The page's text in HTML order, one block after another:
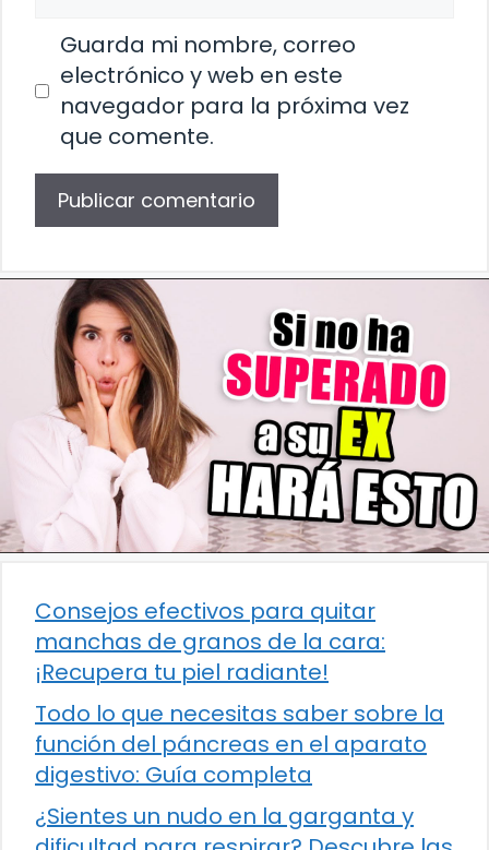
Guarda mi nombre, correo
electrónico y web en este
navegador para la próxima vez
que comente.
Consejos efectivos para quitar
manchas de granos de la cara:
¡Recupera tu piel radiante!
Todo lo que necesitas saber sobre la
función del páncreas en el aparato
digestivo: Guía completa
¿Sientes un nudo en la garganta y